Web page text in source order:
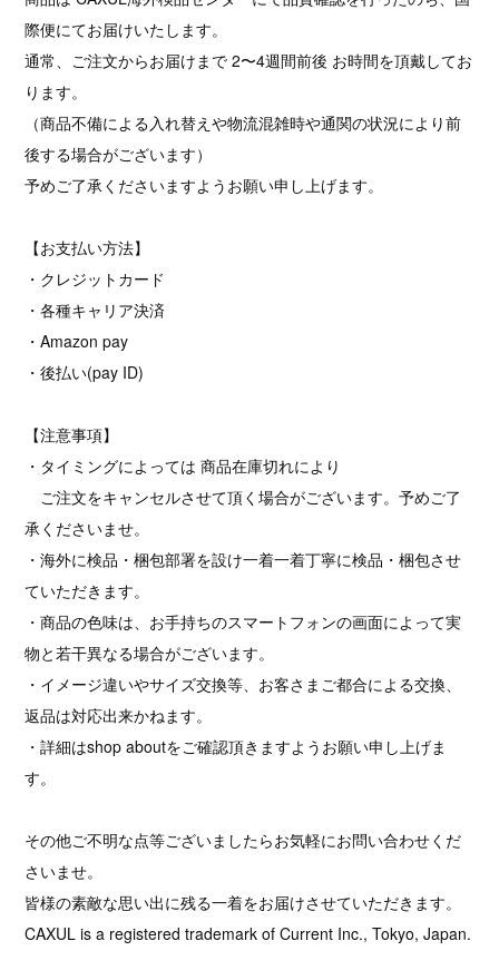
際便にてお届けいたします。
通常、ご注文からお届けまで 2〜4週間前後 お時間を頂戴してお
ります。
（商品不備による入れ替えや物流混雑時や通関の状況により前
後する場合がございます）
予めご了承くださいますようお願い申し上げます。
【お支払い方法】
・クレジットカード
・各種キャリア決済
・Amazon pay
・後払い(pay ID)
【注意事項】
・タイミングによっては 商品在庫切れにより
ご注文をキャンセルさせて頂く場合がございます。予めご了
承くださいませ。
・海外に検品・梱包部署を設け一着一着丁寧に検品・梱包させ
ていただきます。
・商品の色味は、お手持ちのスマートフォンの画面によって実
物と若干異なる場合がございます。
・イメージ違いやサイズ交換等、お客さまご都合による交換、
返品は対応出来かねます。
・詳細はshop aboutをご確認頂きますようお願い申し上げま
す。
その他ご不明な点等ございましたらお気軽にお問い合わせくだ
さいませ。
皆様の素敵な思い出に残る一着をお届けさせていただきます。
CAXUL is a registered trademark of Current Inc., Tokyo, Japan.